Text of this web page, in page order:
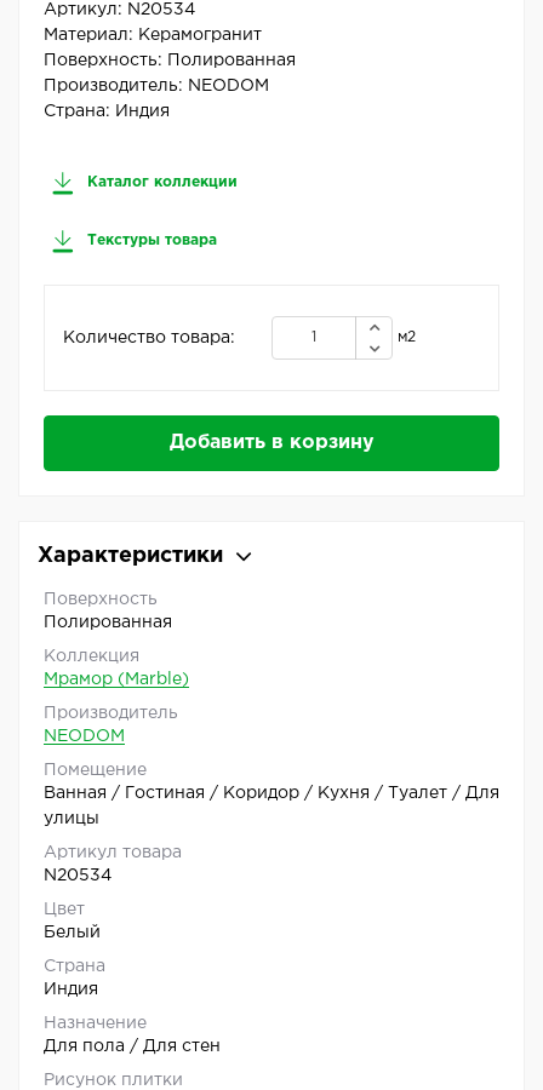
Артикул: N20534
Материал: Керамогранит
Поверхность:
Полированная
Производитель: NEODOM
Страна: Индия
Каталог коллекции
Текстуры товара
Количество товара: м2
Добавить в корзину
Характеристики
Поверхность
Полированная
Коллекция
Мрамор (Marble)
Производитель
NEODOM
Помещение
Ванная / Гостиная / Коридор / Кухня / Туалет / Для
улицы
Артикул товара
N20534
Цвет
Белый
Страна
Индия
Назначение
Для пола / Для стен
Рисунок плитки